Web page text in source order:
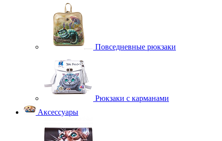
Повседневные рюкзаки
Рюкзаки с карманами
Аксессуары